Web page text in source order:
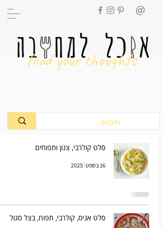
food your thoughts
סלט קולרבי, צנון ותפוחים
16 בספט׳ 2025
סלט אניס, קולרבי, תפוח, בצל סגול